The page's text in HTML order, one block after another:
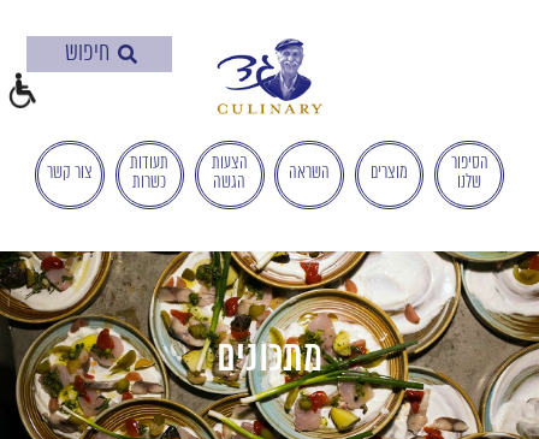
הישראלי
לְהַנְגָּשָׁת
אָתָרִים".
הַמְּסַיַּעַת
לִנְגִישׁוּת
הָאֲתָר.
לִפְתִיחַת
תַּפְרִיט
הֵנְּגִישׁוּת
לְחַץ
הסיפור
שלנו
מוצרים השראה
הצעות
הגשה
תעודות
כשרות
צור קשר
מתכונים